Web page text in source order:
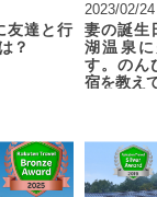
友達と行
？
2023/02/24
妻の誕生
湖温泉
す。のん
宿を教え